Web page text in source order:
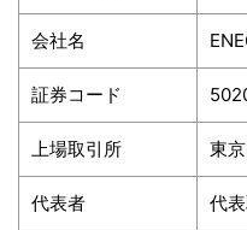
会社名
証券コード
上場取引所 東
代表者 代